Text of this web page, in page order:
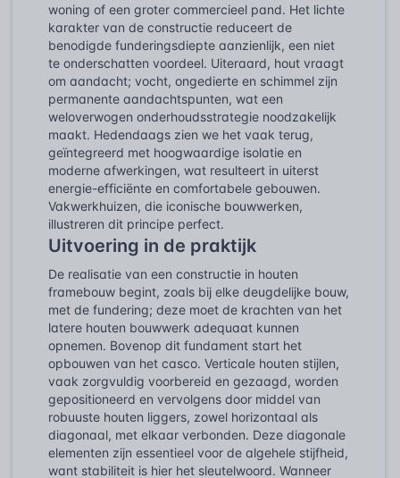
woning of een groter commercieel pand. Het lichte
karakter van de constructie reduceert de
benodigde funderingsdiepte aanzienlijk, een niet
te onderschatten voordeel. Uiteraard, hout vraagt
om aandacht; vocht, ongedierte en schimmel zijn
permanente aandachtspunten, wat een
weloverwogen onderhoudsstrategie noodzakelijk
maakt. Hedendaags zien we het vaak terug,
geïntegreerd met hoogwaardige isolatie en
moderne afwerkingen, wat resulteert in uiterst
energie-efficiënte en comfortabele gebouwen.
Vakwerkhuizen, die iconische bouwwerken,
illustreren dit principe perfect.
Uitvoering in de praktijk
De realisatie van een constructie in houten
framebouw begint, zoals bij elke deugdelijke bouw,
met de fundering; deze moet de krachten van het
latere houten bouwwerk adequaat kunnen
opnemen. Bovenop dit fundament start het
opbouwen van het casco. Verticale houten stijlen,
vaak zorgvuldig voorbereid en gezaagd, worden
gepositioneerd en vervolgens door middel van
robuuste houten liggers, zowel horizontaal als
diagonaal, met elkaar verbonden. Deze diagonale
elementen zijn essentieel voor de algehele stijfheid,
want stabiliteit is hier het sleutelwoord. Wanneer